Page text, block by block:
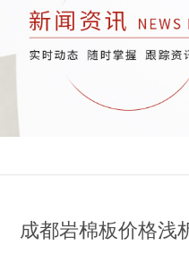
成都岩棉板价格浅